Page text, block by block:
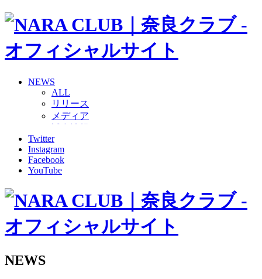
NEWS
ALL
リリース
メディア
グッズ
ファンコミュニティ
普及・育成
ホームタウン
その他
2026/27トップチーム
2026/27トップチームスタッフ
Twitter
Instagram
Facebook
YouTube
NEWS